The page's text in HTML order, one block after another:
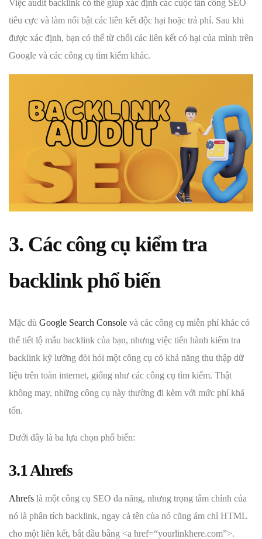
Việc audit backlink có thể giúp xác định các cuộc tấn công SEO
tiêu cực và làm nổi bật các liên kết độc hại hoặc trả phí. Sau khi
được xác định, bạn có thể từ chối các liên kết có hại của mình trên
Google và các công cụ tìm kiếm khác.
3. Các công cụ kiểm tra
backlink phổ biến
Mặc dù Google Search Console và các công cụ miễn phí khác có
thể tiết lộ mẫu backlink của bạn, nhưng việc tiến hành kiểm tra
backlink kỹ lưỡng đòi hỏi một công cụ có khả năng thu thập dữ
liệu trên toàn internet, giống như các công cụ tìm kiếm. Thật
không may, những công cụ này thường đi kèm với mức phí khá
tốn.
Dưới đây là ba lựa chọn phổ biến:
3.1 Ahrefs
Ahrefs là một công cụ SEO đa năng, nhưng trọng tâm chính của
nó là phân tích backlink, ngay cả tên của nó cũng ám chỉ HTML
cho một liên kết, bắt đầu bằng <a href=“yourlinkhere.com”>.